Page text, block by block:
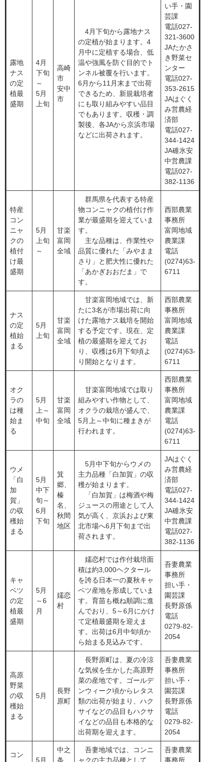
露地
ナス
の定
植最
盛期
4月
下旬
～
5月
上旬
高崎
市
安中
市
4月下旬から露地ナス
の定植が始まります。4
月中に定植する場合、低
温や強風を防ぐ目的でト
ンネル被覆を行います。
6月から11月末まで出荷
できるため、新規栽培者
にも取り組みやすい品目
でもあります。収穫・調
製後、各JAから京浜市場
などに出荷されます。
い手・園
芸課
電話027-
321-3600
JAたかさ
き野菜セ
ンター
電話027-
353-2615
JAはぐく
み営農経
済部
電話027-
344-1424
JA碓氷安
中営農課
電話027-
382-1136
特産
コン
ニャ
クの
植付
け最
盛期
5月
上旬
～
甘楽
富岡
全域
群馬県を代表する特産
物コンニャクの植付け作
業が最盛期を迎えていま
す。
主な品種は、作業性や
品質に優れた「みやまま
さり」と肥大性に優れた
「あかぎおおだま」で
す。
西部農業
事務所
富岡地域
農業課
電話
(0274)63-
6711
ナス
の定
植始
まる
5月
上旬
甘楽
富岡
全域
甘楽富岡地域では、新
たに3名が市場出荷に向
けた露地ナス栽培を開始
する予定です。現在、定
植の最盛期を迎えてお
り、収穫は6月下旬頃よ
り開始となります。
西部農業
事務所
富岡地域
農業課
電話
(0274)63-
6711
オク
ラの
は種
始ま
る
5月
上～
中旬
甘楽
富岡
全域
甘楽富岡地域では取り
組みやすい作物として、
オクラの栽培が盛んで、
5月上～中旬に種まきが
行われます。
西部農業
事務所
富岡地域
農業課
電話
(0274)63-
6711
ウメ
「白
加
賀」
の収
穫始
まる
5月
中下
旬～
6月
下旬
箕
郷、
榛
名、
秋間
地区
5月中下旬からウメの
主力品種「白加賀」の収
穫が始まります。
「白加賀」は梅酒や梅
ジュースの用途として人
気が高く、京浜および東
北市場へ6月下旬まで出
荷されます。
JAはぐく
み営農経
済部
電話027-
344-1424
JA碓氷安
中営農課
電話027-
382-1136
キャ
ベツ
の定
植最
盛期
​5月
～6
月
​嬬恋
村
​ 嬬恋村では作付栽培面
積は約3,000ヘクタール
を誇る日本一の夏秋キャ
ベツ産地を形成していま
す。育苗も概ね順調に進
んでおり、5～6月にかけ
て定植最盛期を迎えま
す。出荷は6月中旬頃か
ら始まる見込みです。
吾妻農業
事務所
担い手・
園芸課
長野原係
電話
0279-82-
2054
高原
野菜
の収
穫始
まる
​5月
​長野
原町
​長野原町は、夏の冷涼
な気候を生かした高原野
菜の産地です。ゴールデ
ンウィーク頃からレタス
類の出荷が始まり、ハク
サイなどの品目もハクサ
イなどの品目も本格的な
出荷期を迎えます。
吾妻農業
事務所
担い手・
園芸課
長野原係
電話
0279-82-
2054
コン
​5月
​中之
条
​ 吾妻地域では、コンニ
ャクの主力品種として
吾妻農業
事務所